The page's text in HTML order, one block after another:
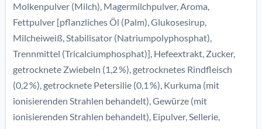
Molkenpulver (Milch), Magermilchpulver, Aroma,
Fettpulver [pflanzliches Öl (Palm), Glukosesirup,
Milcheiweiß, Stabilisator (Natriumpolyphosphat),
Trennmittel (Tricalciumphosphat)], Hefeextrakt, Zucker,
getrocknete Zwiebeln (1,2 %), getrocknetes Rindfleisch
(0,2 %), getrocknete Petersilie (0,1 %), Kurkuma (mit
ionisierenden Strahlen behandelt), Gewürze (mit
ionisierenden Strahlen behandelt), Eipulver, Sellerie,